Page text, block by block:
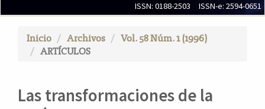
n
c
C
ISSN: 0188-2503 ISSN-e: 2594-0651
Inicio Archivos
Vol. 58 Núm. 1 (1996)
ARTÍCULOS
Las transformaciones de la